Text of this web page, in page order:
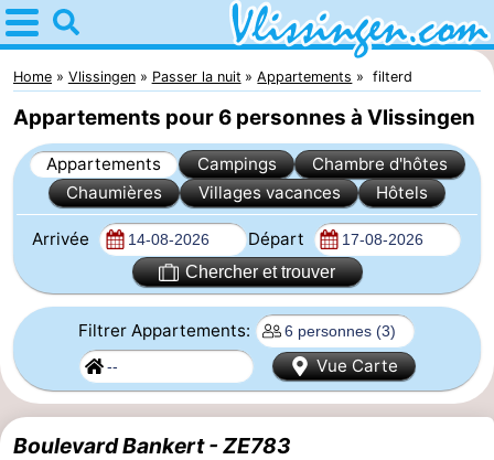
Home
Vlissingen
Astuces
Avec
enfants
la
nuit
Appartements
-
Martina
Campings
Chambre
Home Vlissingen Passer la nuit Appartements filterd
Appartements pour 6 personnes à Vlissingen
Appartements Campings
Chambre d'hôtes
Chaumières
Villages vacances Hôtels
Arrivée Départ
Chercher et trouver
Filtrer Appartements:
Vue Carte
Boulevard Bankert - ZE783